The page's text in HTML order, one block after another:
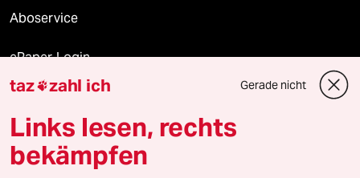
Aboservice
ePaper Login
Downloads für Abonnierende
© 2026 taz Verlags und Vertriebs GmbH
taz zahl ich Gerade nicht
Links lesen, rechts
bekämpfen